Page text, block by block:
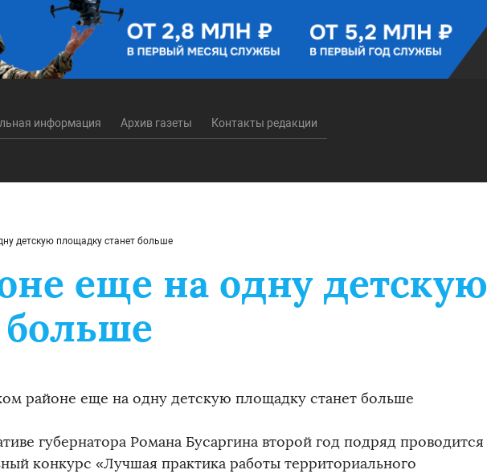
информация Архив газеты Контакты редакции
детскую площадку станет больше
еще на одну детскую
районе еще на одну детскую площадку станет больше
губернатора Романа Бусаргина второй год подряд проводится
конкурс «Лучшая практика работы территориального